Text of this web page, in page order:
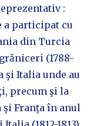
:
a participat cu
din Turcia
(1788-
şi Italia unde au
precum şi la
Franţa în anul